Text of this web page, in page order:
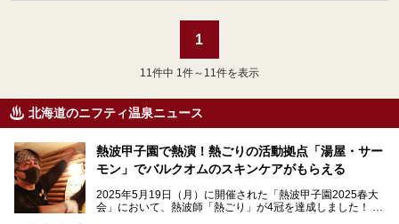
1
11 件中 1件～11件を表示
北海道のニフティ温泉ニュース
熱波甲子園で熱演！熱ごりの活動拠点「湯屋・サー
モン」でバルクオムのスキンケアがもらえる
2025年5月19日（月）に開催された「熱波甲子園2025春大
会」において、熱波師「熱ごり」が4冠を達成しました！